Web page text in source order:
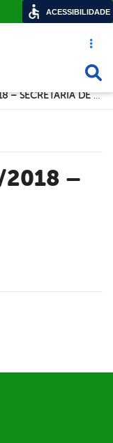
Acesso
PORTARIA Nº 023/2018 – SECRETARIA DE ADMINISTRAÇÃO
ACESSIBILIDADE